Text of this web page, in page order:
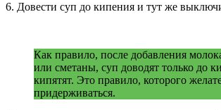
6. Довести суп до кипения и тут же
Как правило, после добавления
или сметаны, суп доводят только до
кипятят. Это правило, которого
придерживаться.